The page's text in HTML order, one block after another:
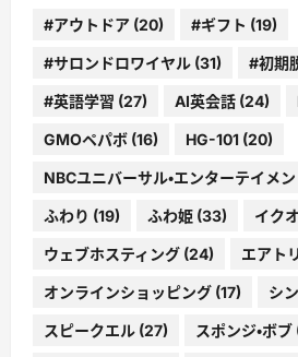
#アウトドア (20) #ギフト (19)
#サロンドロワイヤル (31) #初期
#英語学習 (27) AI英会話 (24)
GMOペパボ (16) HG-101 (20)
NBCユニバーサル・エンターテイメ
ふわり (19) ふわ姫 (33) イク
ウェブホスティング (24) エアト
オンラインショッピング (17) シ
スピークエル (27) スポンジ・ボブ